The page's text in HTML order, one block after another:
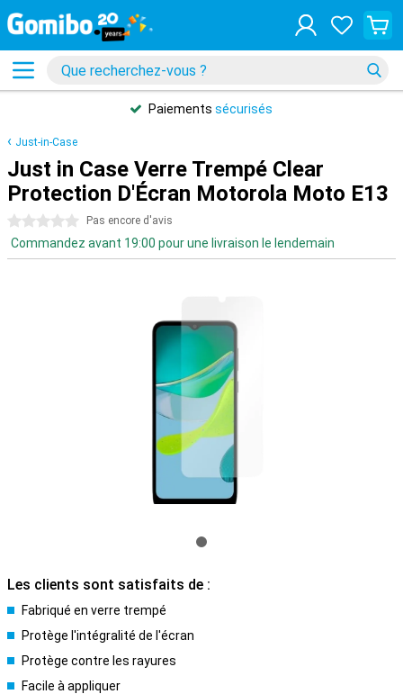
Paiements sécurisés
Just-in-Case
Just in Case Verre Trempé Clear
Protection D'Écran Motorola Moto E13
0 étoiles Pas encore d'avis
Commandez avant 19:00 pour une livraison le lendemain
Les clients sont satisfaits de :
Fabriqué en verre trempé
Protège l'intégralité de l'écran
Protège contre les rayures
Facile à appliquer